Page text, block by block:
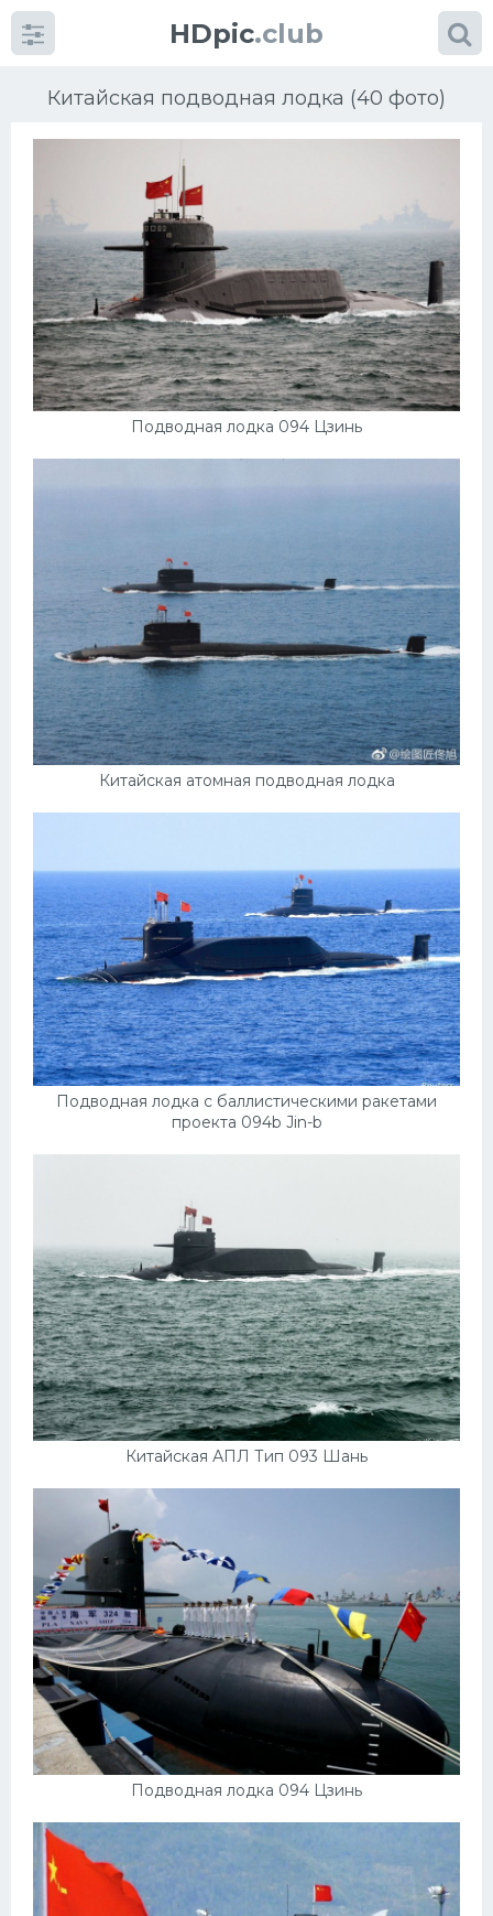
HDpic.club
Китайская подводная лодка (40 фото)
Подводная лодка 094 Цзинь
Китайская атомная подводная лодка
Подводная лодка с баллистическими ракетами
проекта 094b Jin-b
Китайская АПЛ Тип 093 Шань
Подводная лодка 094 Цзинь
Категории
Разное
Автомобили
Красивые фото машин
Гараж
Русские авто
Вольво
БМВ
МАЗ
Сузуки
Фольксваген
Лексус
Дэу
Скания
Форд
Черри
Инфинити
ЛУАЗ
Фиат
Ситроен
Субару
Опель
Митсубиси
Киа
Танки
Крайслер
Порше
Самолеты
Корабли
Комплектующие
Тойота
Лодки